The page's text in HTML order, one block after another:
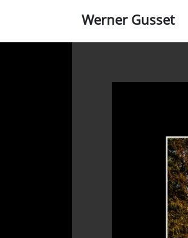
Werner Gusset